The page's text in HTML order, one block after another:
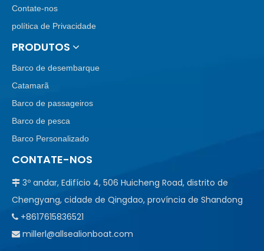
Contate-nos
política de Privacidade
PRODUTOS
Barco de desembarque
Catamarã
Barco de passageiros
Barco de pesca
Barco Personalizado
CONTATE-NOS
 3º andar, Edifício 4, 506 Huicheng Road, distrito de
Chengyang, cidade de Qingdao, província de Shandong
 +8617615836521
 millerl@allsealionboat.com